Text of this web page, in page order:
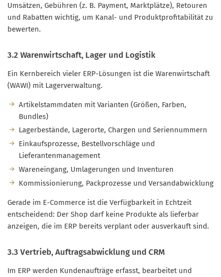
Umsätzen, Gebühren (z. B. Payment, Marktplätze), Retouren
und Rabatten wichtig, um Kanal- und Produktprofitabilität zu
bewerten.
3.2 Warenwirtschaft, Lager und Logistik
Ein Kernbereich vieler ERP-Lösungen ist die Warenwirtschaft
(WAWI) mit Lagerverwaltung.
Artikelstammdaten mit Varianten (Größen, Farben,
Bundles)
Lagerbestände, Lagerorte, Chargen und Seriennummern
Einkaufsprozesse, Bestellvorschläge und
Lieferantenmanagement
Wareneingang, Umlagerungen und Inventuren
Kommissionierung, Packprozesse und Versandabwicklung
Gerade im E-Commerce ist die Verfügbarkeit in Echtzeit
entscheidend: Der Shop darf keine Produkte als lieferbar
anzeigen, die im ERP bereits verplant oder ausverkauft sind.
3.3 Vertrieb, Auftragsabwicklung und CRM
Im ERP werden Kundenaufträge erfasst, bearbeitet und